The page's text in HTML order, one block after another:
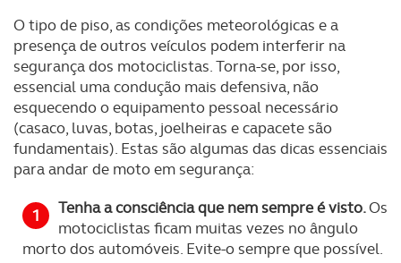
O tipo de piso, as condições meteorológicas e a
presença de outros veículos podem interferir na
segurança dos motociclistas. Torna-se, por isso,
essencial uma condução mais defensiva, não
esquecendo o equipamento pessoal necessário
(casaco, luvas, botas, joelheiras e capacete são
fundamentais). Estas são algumas das dicas essenciais
para andar de moto em segurança:
Tenha a consciência que nem sempre é visto.Os
motociclistas ficam muitas vezes no ângulo
morto dos automóveis. Evite-o sempre que possível.